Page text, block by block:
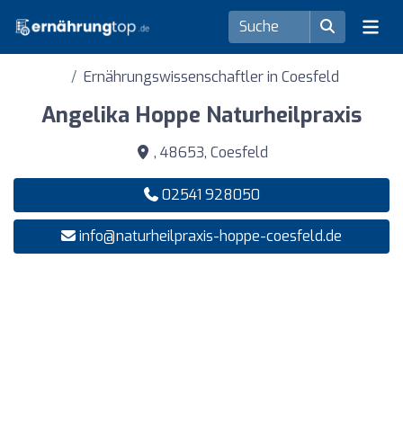
Ernährungswissenschaftler in Coesfeld
Angelika Hoppe Naturheilpraxis
, 48653, Coesfeld
02541 928050
info@naturheilpraxis-hoppe-coesfeld.de